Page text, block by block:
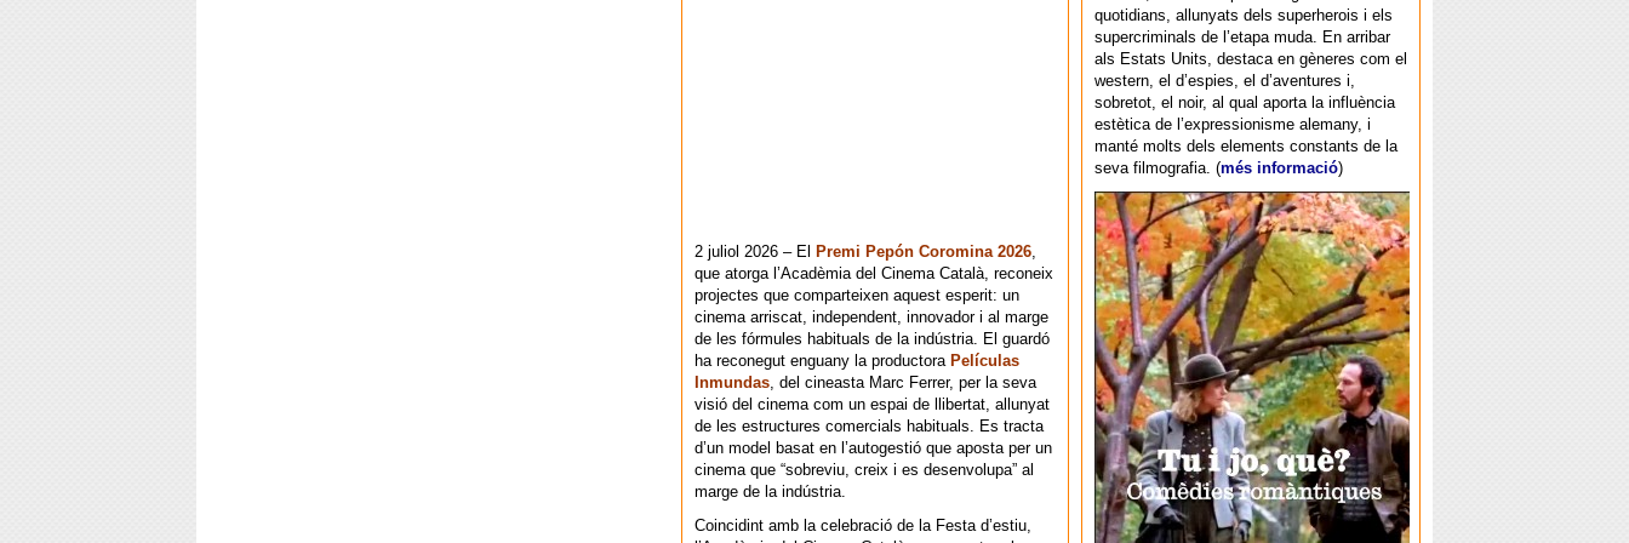
quotidians, allunyats dels superherois i els
supercriminals de l’etapa muda. En arribar
als Estats Units, destaca en gèneres com el
western, el d’espies, el d’aventures i,
sobretot, el noir, al qual aporta la influència
estètica de l’expressionisme alemany, i
manté molts dels elements constants de la
seva filmografia. (més informació)
2 juliol 2026 – El Premi Pepón Coromina 2026,
que atorga l’Acadèmia del Cinema Català, reconeix
projectes que comparteixen aquest esperit: un
cinema arriscat, independent, innovador i al marge
de les fórmules habituals de la indústria. El guardó
ha reconegut enguany la productora Películas
Inmundas, del cineasta Marc Ferrer, per la seva
visió del cinema com un espai de llibertat, allunyat
de les estructures comercials habituals. Es tracta
d’un model basat en l’autogestió que aposta per un
cinema que “sobreviu, creix i es desenvolupa” al
marge de la indústria.
Coincidint amb la celebració de la Festa d’estiu,